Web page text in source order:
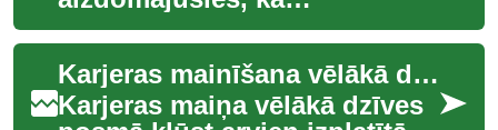
augstpapēžu kurpes kļuva par
modes ikonas statusu? No
sākuma funkcionā...
Karjeras mainīšana vēlākā dzīves posmā: Jaunu iespēju atklāšana
Karjeras maiņa vēlākā dzīves